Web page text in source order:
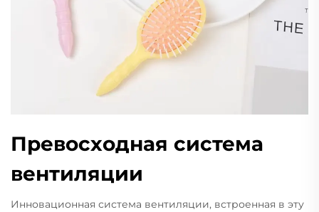
Превосходная система
вентиляции
Инновационная система вентиляции, встроенная в эту